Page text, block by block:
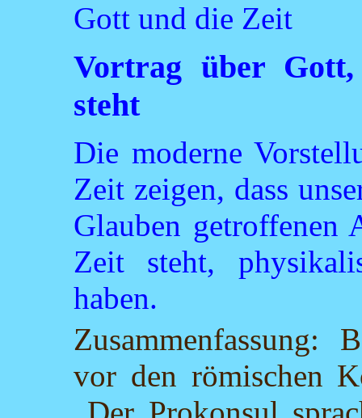
Gott und die Zeit
Vortrag über
steht
Die moderne
Zeit zeigen, dass
Glauben getroffenen
Zeit steht,
haben.
Zusammenfassung:
vor den römischen